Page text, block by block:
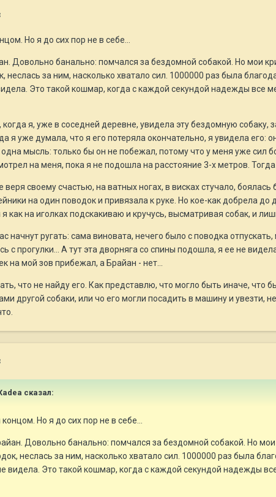
Но я до сих пор не в себе...
Довольно банально: помчался за бездомной собакой. Но мои
неслась за ним, насколько хватало сил. 1000000 раз была
Это такой кошмар, когда с каждой секундой надежды все
я, уже в соседней деревне, увидела эту бездомную собаку,
я уже думала, что я его потеряла окончательно, я увидела его:
мысль: только бы он не побежал, потому что у меня уже сил
на меня, пока я не подошла на расстояние 3-х метров.
своему счастью, на ватных ногах, в висках стучало,
на один поводок и привязала к руке. Но кое-как добрела
как на иголках подскакиваю и кручусь, высматривая собак, и
начнут ругать: сама виновата, нечего было с поводка
с прогулки... А тут эта дворняга со спины подошла, я ее не
мой зов прибежал, а Брайан - нет...
что не найду его. Как представлю, что могло быть иначе, что
другой собаки, или чо его могли посадить в машину и
сказал:
Но я до сих пор не в себе...
Довольно банально: помчался за бездомной собакой. Но
неслась за ним, насколько хватало сил. 1000000 раз была
видела. Это такой кошмар, когда с каждой секундой надежды